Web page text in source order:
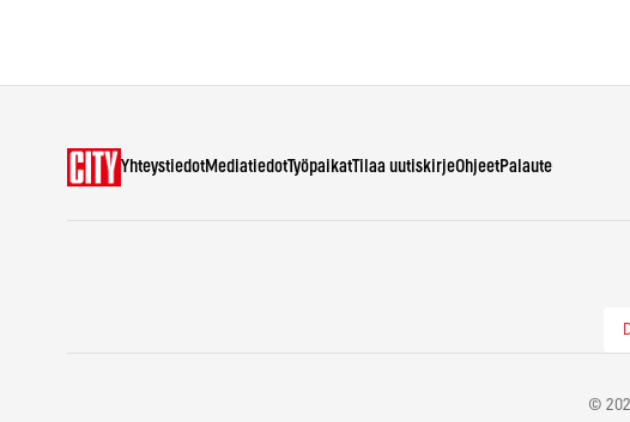
YhteystiedotMediatiedotTyöpaikatTilaa uutiskirjeOhjeetPalaute
©